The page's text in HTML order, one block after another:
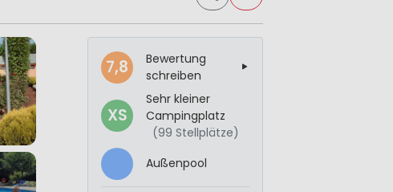
7,8
Bewertung
schreiben
XS
Sehr kleiner
Campingplatz
(99 Stellplätze)
Außenpool